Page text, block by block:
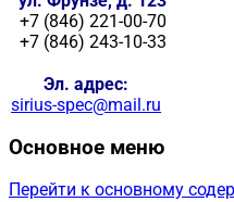
+7 (846) 221-00-70
+7 (846) 243-10-33
Эл. адрес:
sirius-spec@mail.ru
Основное меню
Перейти к основному